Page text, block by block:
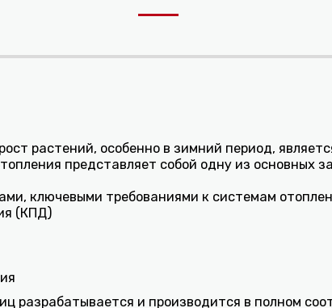
растений, особенно в зимний период,
представляет собой одну из основных
ключевыми требованиями к системам
(КПД)
разрабатывается и производится в полном